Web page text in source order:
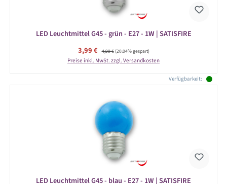
LED Leuchtmittel G45 - grün - E27 - 1W | SATISFIRE
Verkaufspreis:
3,99 € Regulärer Preis:
4,99 €(20.04% gespart)
Preise inkl. MwSt. zzgl. Versandkosten
Verfügbarkeit:
LED Leuchtmittel G45 - blau - E27 - 1W | SATISFIRE